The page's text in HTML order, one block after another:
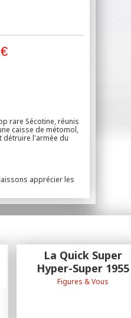
€
rare Sécotine, réunis
caisse de métomol,
l'armée du
apprécier les
La Quick Super
Hyper-Super 1955
Figures & Vous